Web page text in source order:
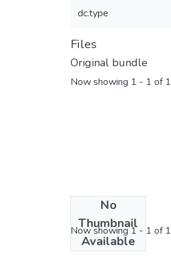
dc.type
Files
Original bundle
Now showing 1 - 1 of 1
No
Thumbnail
Available
License bundle
Now showing1 - 1 of 1